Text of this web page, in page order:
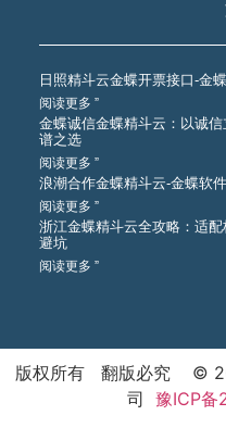
日照精斗云金蝶开票接口-金
阅读更多 ”
金蝶诚信金蝶精斗云：以诚
谱之选
阅读更多 ”
浪潮合作金蝶精斗云-金蝶软
阅读更多 ”
浙江金蝶精斗云全攻略：适
避坑
阅读更多 ”
版权所有 翻版必究 ©
司 豫ICP